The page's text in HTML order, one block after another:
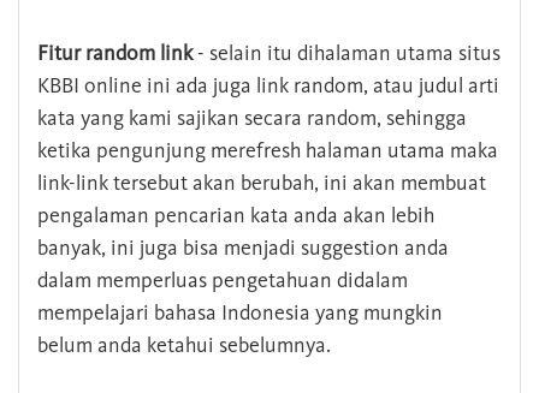
Fitur random link- selain itu dihalaman utama situs
KBBI online ini ada juga link random, atau judul arti
kata yang kami sajikan secara random, sehingga
ketika pengunjung merefresh halaman utama maka
link-link tersebut akan berubah, ini akan membuat
pengalaman pencarian kata anda akan lebih
banyak, ini juga bisa menjadi suggestion anda
dalam memperluas pengetahuan didalam
mempelajari bahasa Indonesia yang mungkin
belum anda ketahui sebelumnya.